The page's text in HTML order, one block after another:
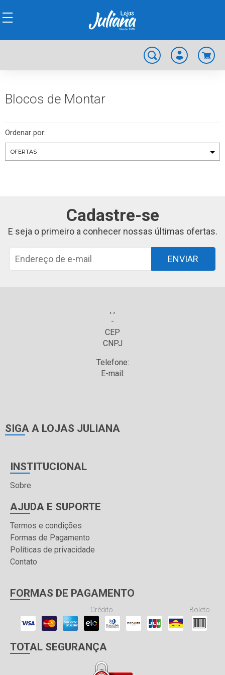
Blocos de Montar
Ordenar por:
Cadastre-se
E seja o primeiro a conhecer nossas últimas ofertas.
ENVIAR
, ,
-
CEP
CNPJ
Telefone:
E-mail:
SIGA A LOJAS JULIANA
INSTITUCIONAL
Sobre
AJUDA E SUPORTE
Termos e condições
Formas de Pagamento
Políticas de privacidade
Contato
FORMAS DE PAGAMENTO
Crédito Boleto
TOTAL SEGURANÇA